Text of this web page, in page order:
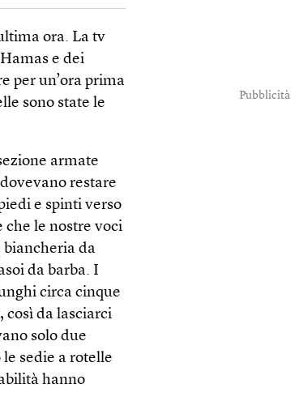
ora. La tv
e dei
per un’ora prima
sono state le
armate
restare
e spinti verso
che le nostre voci
biancheria da
da barba. I
circa cinque
da lasciarci
solo due
sedie a rotelle
hanno
Pubblicità